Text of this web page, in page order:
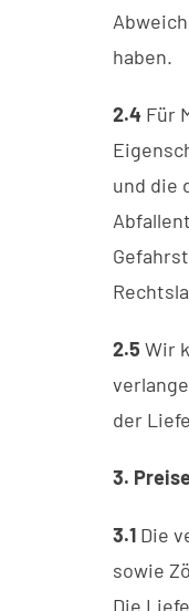
haben.
2.4 Für
und die
2.5 Wir
der
3.
3.1Die
sowie
Die